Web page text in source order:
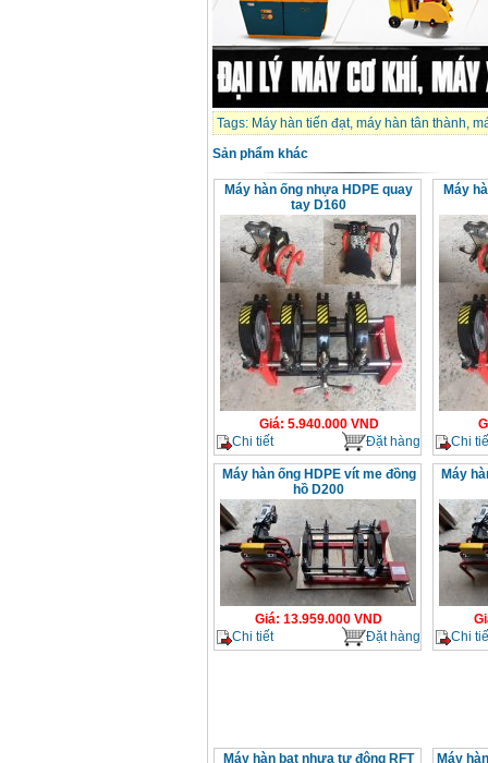
Tags: Máy hàn tiến đạt, máy hàn tân thành,
Sản phẩm khác
Máy hàn ống nhựa HDPE quay
tay D160
Giá: 5.940.000VND
Chi tiết
Đặt hàng
Máy
Chi
Máy hàn ống HDPE vít me đồng
hồ D200
Giá: 13.959.000 VND
Chi tiết
Đặt hàng
Máy
Chi
Máy hàn bạt nhựa tự động RFT Máy